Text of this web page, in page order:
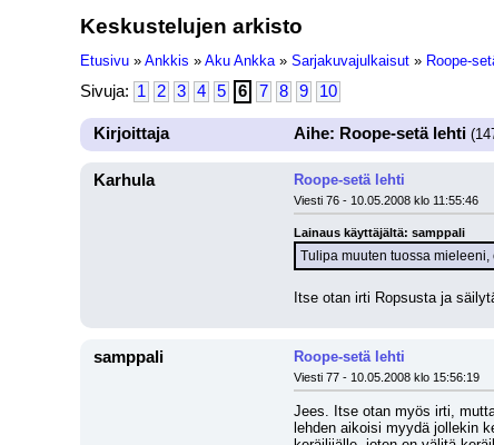
Keskustelujen arkisto
Etusivu » Ankkis » Aku Ankka » Sarjakuvajulkaisut » Roope-
Sivuja: 1 2 3 4 5 6 7 8 9 10
Kirjoittaja Aihe: Roope-setä lehti
Karhula Roope-setä lehti
Viesti 76 - 10.05.2008 klo 11:55:46
Lainaus käyttäjältä: samppali
Tulipa muuten tuossa
Itse otan irti Ropsusta ja
samppali Roope-setä lehti
Viesti 77 - 10.05.2008 klo 15:56:19
Jees. Itse otan myös irti,
lehden aikoisi myydä jollekin